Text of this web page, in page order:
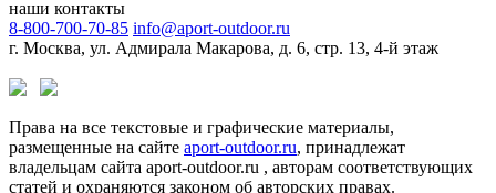
наши контакты
8-800-700-70-85 info@aport-outdoor.ru
г. Москва, ул. Адмирала Макарова, д. 6, стр. 13, 4-й этаж
Права на все текстовые и графические материалы,
размещенные на сайте aport-outdoor.ru, принадлежат
владельцам сайта aport-outdoor.ru , авторам соответствующих
статей и охраняются законом об авторских правах.